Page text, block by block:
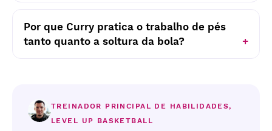
Por que Curry pratica o trabalho de pés
tanto quanto a soltura da bola?
TREINADOR PRINCIPAL DE HABILIDADES,
LEVEL UP BASKETBALL